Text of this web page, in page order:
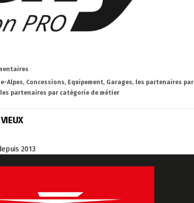
Alpes, Concessions, Equipement, Garages, les partenaires par
partenaires par catégorie de métier
2013